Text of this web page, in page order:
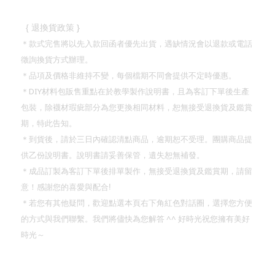
{ 退換貨政策 }
＊款式完售將以先入款回函者優先出貨，遇缺情況會以退款或電話
徵詢換貨方式辦理。
＊品項及價格非維持不變，每個檔期不同會提供不定時優惠。
＊ DIY材料包販售重點在於教學製作說明書，且為客訂下單後生產
包裝，除襪材瑕疵部分為您更換相同材料，恕無接受退換貨及鑑賞
期，特此告知。
＊到貨後，請於三日內確認清點商品，逾期恕不受理。團購商品提
供乙份說明書。說明書請妥善保管，遺失恕無補發。
＊成品訂製為客訂下單後排單製作，無接受退換貨及鑑賞期，請留
意！ 感謝您的喜愛與配合!
＊若您有其他疑問，歡迎點選本頁右下角紅色對話圈，選擇您方便
的方式與我們聯繫。我們將儘快為您解答 ^^ 好時光祝您擁有美好
時光～